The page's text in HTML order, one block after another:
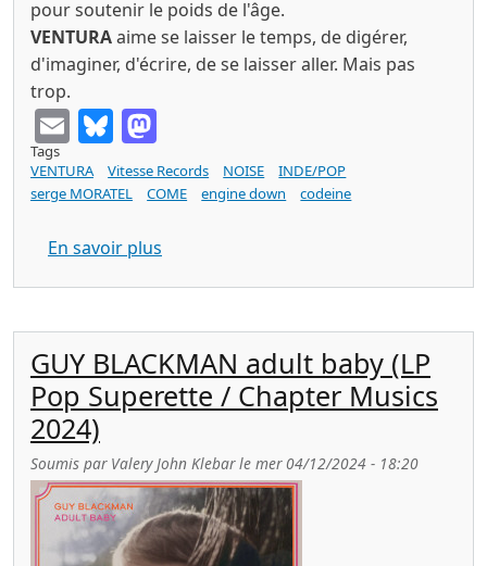
pour soutenir le poids de l'âge.
VENTURAaime se laisser le temps, de digérer,
d'imaginer, d'écrire, de se laisser aller. Mais pas
trop.
EmailBluesky
Tags
VENTURA
Vitesse Records NOISE
INDE/POP
serge MORATEL
COME engine down codeine
En savoir plus
GUY BLACKMAN adult baby (LP
Pop Superette / Chapter Musics
2024)
Soumis par Valery John Klebarle mer 04/12/2024 - 18:20